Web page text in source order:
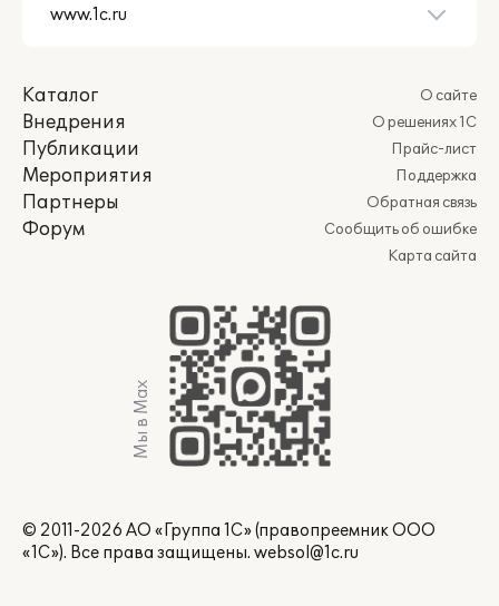
Каталог
Внедрения
Публикации
Мероприятия
Партнеры
Форум
О сайте
О решениях 1С
Прайс-лист
Поддержка
Обратная связь
Сообщить об ошибке
Карта сайта
Мы в Max
© 2011-2026 АО «Группа 1С» (правопреемник ООО
«1С»). Все права защищены. websol@1c.ru